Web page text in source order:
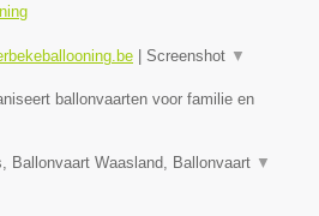
| Screenshot ▼
ballonvaarten voor familie en
Ballonvaart Waasland, Ballonvaart ▼